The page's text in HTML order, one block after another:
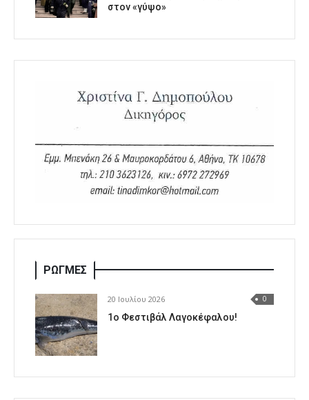
στον «γύψο»
ΡΩΓΜΕΣ
20 Ιουλίου 2026 0
1o Φεστιβάλ Λαγοκέφαλου!